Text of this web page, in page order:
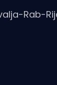
Rab-